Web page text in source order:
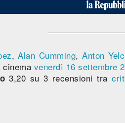
,Alan Cumming,Anton
cinema venerdì 16 settembre
3,20 su 3 recensioni tra